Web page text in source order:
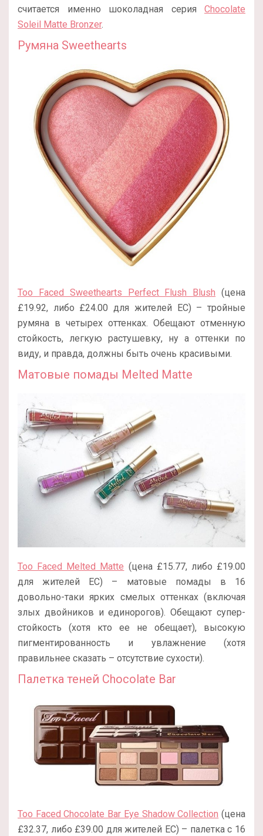
считается именно шоколадная серия Chocolate
Soleil Matte Bronzer.
Румяна Sweethearts
Too Faced Sweethearts Perfect Flush Blush (цена
£19.92, либо £24.00 для жителей ЕС) – тройные
румяна в четырех оттенках. Обещают отменную
стойкость, легкую растушевку, ну а оттенки по
виду, и правда, должны быть очень красивыми.
Матовые помады Melted Matte
Too Faced Melted Matte (цена £15.77, либо £19.00
для жителей ЕС) – матовые помады в 16
довольно-таки ярких смелых оттенках (включая
злых двойников и единорогов). Обещают супер-
стойкость (хотя кто ее не обещает), высокую
пигментированность и увлажнение (хотя
правильнее сказать – отсутствие сухости).
Палетка теней Chocolate Bar
Too Faced Chocolate Bar Eye Shadow Collection (цена
£32.37, либо £39.00 для жителей ЕС) – палетка с 16